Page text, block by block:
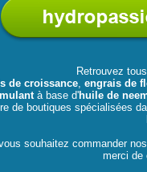
Retrouvez
de croissance, engrais de
à base d'huile de
de boutiques spécialisées
souhaitez commander nos
merci de